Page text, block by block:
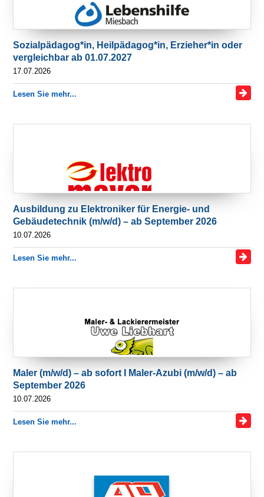
Sozialpädagog*in, Heilpädagog*in, Erzieher*in oder
vergleichbar ab 01.07.2027
17.07.2026
Lesen Sie mehr...
Ausbildung zu Elektroniker für Energie- und
Gebäudetechnik (m/w/d) – ab September 2026
10.07.2026
Lesen Sie mehr...
Maler (m/w/d) – ab sofort I Maler-Azubi (m/w/d) – ab
September 2026
10.07.2026
Lesen Sie mehr...